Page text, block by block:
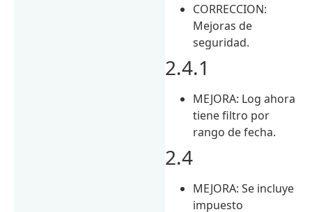
CORRECCION:
Mejoras de
seguridad.
2.4.1
MEJORA: Log ahora
tiene filtro por
rango de fecha.
2.4
MEJORA: Se incluye
impuesto